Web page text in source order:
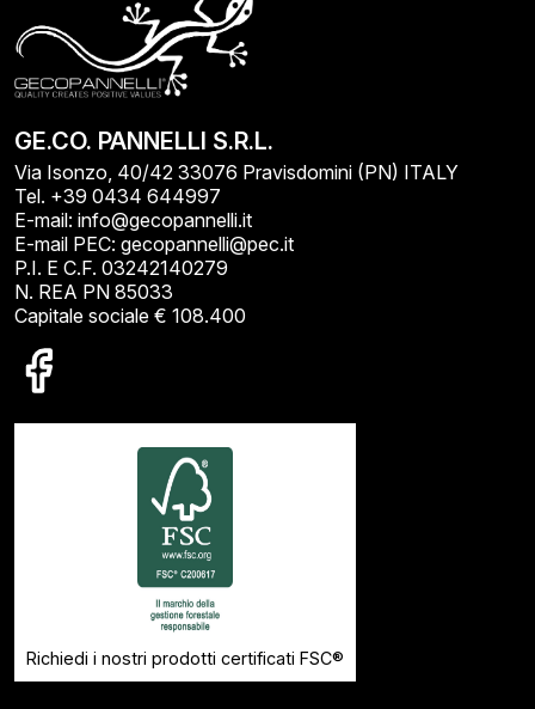
GE.CO. PANNELLI S.R.L.
Via Isonzo, 40/42 33076 Pravisdomini (PN) ITALY
Tel. +39 0434 644997
E-mail: info@gecopannelli.it
E-mail PEC: gecopannelli@pec.it
P.I. E C.F. 03242140279
N. REA PN 85033
Capitale sociale € 108.400
Richiedi i nostri prodotti certificati FSC®